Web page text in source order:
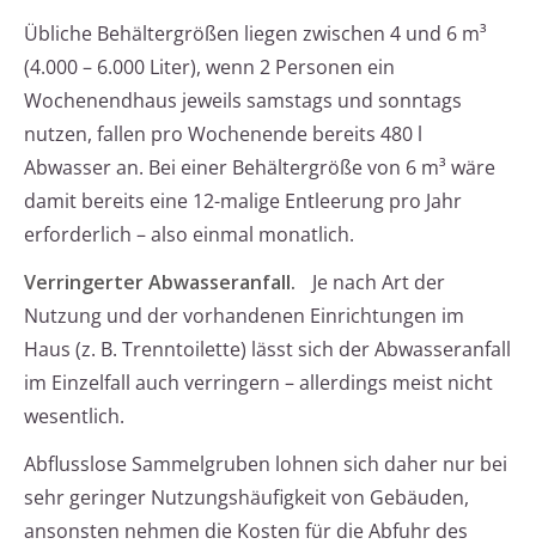
Übliche Behältergrößen liegen zwischen 4 und 6 m³
(4.000 – 6.000 Liter), wenn 2 Personen ein
Wochenendhaus jeweils samstags und sonntags
nutzen, fallen pro Wochenende bereits 480 l
Abwasser an. Bei einer Behältergröße von 6 m³ wäre
damit bereits eine 12-malige Entleerung pro Jahr
erforderlich – also einmal monatlich.
Verringerter Abwasseranfall.
Je nach Art der
Nutzung und der vorhandenen Einrichtungen im
Haus (z. B. Trenntoilette) lässt sich der Abwasseranfall
im Einzelfall auch verringern – allerdings meist nicht
wesentlich.
Abflusslose Sammelgruben lohnen sich daher nur bei
sehr geringer Nutzungshäufigkeit von Gebäuden,
ansonsten nehmen die Kosten für die Abfuhr des